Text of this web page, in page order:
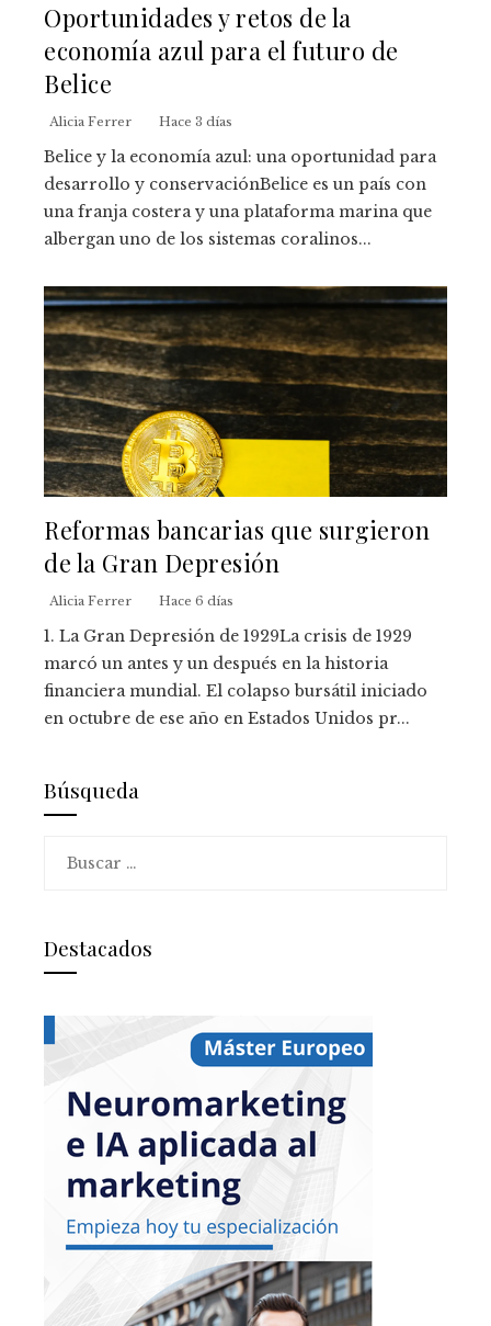
Oportunidades y retos de la
economía azul para el futuro de
Belice
Alicia Ferrer Hace 3 días
Belice y la economía azul: una oportunidad para
desarrollo y conservaciónBelice es un país con
una franja costera y una plataforma marina que
albergan uno de los sistemas coralinos...
Reformas bancarias que surgieron
de la Gran Depresión
Alicia Ferrer Hace 6 días
1. La Gran Depresión de 1929La crisis de 1929
marcó un antes y un después en la historia
financiera mundial. El colapso bursátil iniciado
en octubre de ese año en Estados Unidos pr...
Búsqueda
Destacados